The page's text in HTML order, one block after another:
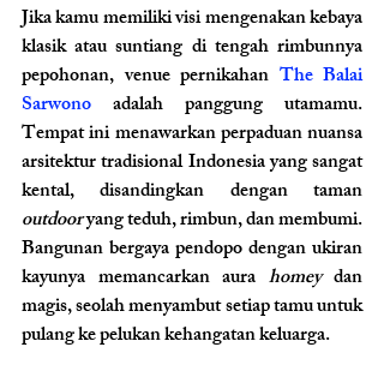
Jika kamu memiliki visi mengenakan kebaya
klasik atau suntiang di tengah rimbunnya
pepohonan, venue pernikahan The Balai
Sarwono adalah panggung utamamu.
Tempat ini menawarkan perpaduan nuansa
arsitektur tradisional Indonesia yang sangat
outdoor yang teduh, rimbun, dan membumi.
Bangunan bergaya pendopo dengan ukiran
kayunya memancarkan aura homey dan
magis, seolah menyambut setiap tamu untuk
pulang ke pelukan kehangatan keluarga.